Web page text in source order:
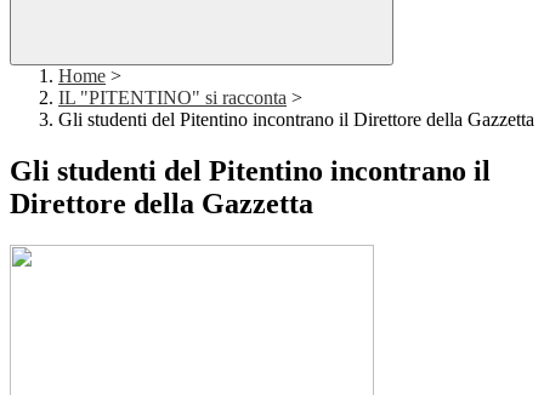
Home >
IL "PITENTINO" si racconta >
Gli studenti del Pitentino incontrano il Direttore della Gazzetta
Gli studenti del Pitentino incontrano il
Direttore della Gazzetta